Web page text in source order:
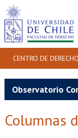
CENTRO DE
Observatorio
Columnas